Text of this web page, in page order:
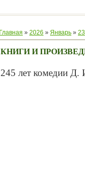
Главная » 2026 » Январь » 23
КНИГИ И
245 лет комедии Д.